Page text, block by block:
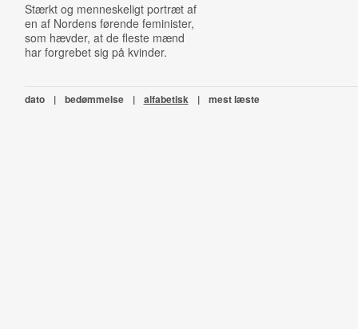
Stærkt og menneskeligt portræt af
en af Nordens førende feminister,
som hævder, at de fleste mænd
har forgrebet sig på kvinder.
dato | bedømmelse | alfabetisk | mest læste